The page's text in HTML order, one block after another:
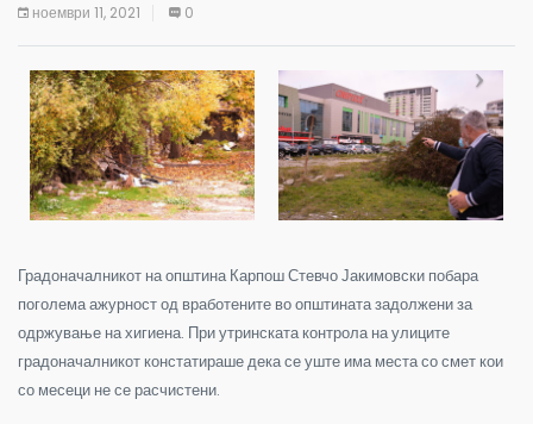
ноември 11, 2021 0
Градоначалникот на општина Карпош Стевчо Јакимовски побара
поголема ажурност од вработените во општината задолжени за
одржување на хигиена. При утринската контрола на улиците
градоначалникот констатираше дека се уште има места со смет кои
со месеци не се расчистени.